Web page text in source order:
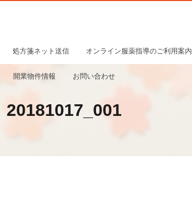
処方箋ネット送信 オンライン服薬指導のご利用案内
開業物件情報 お問い合わせ
20181017_001